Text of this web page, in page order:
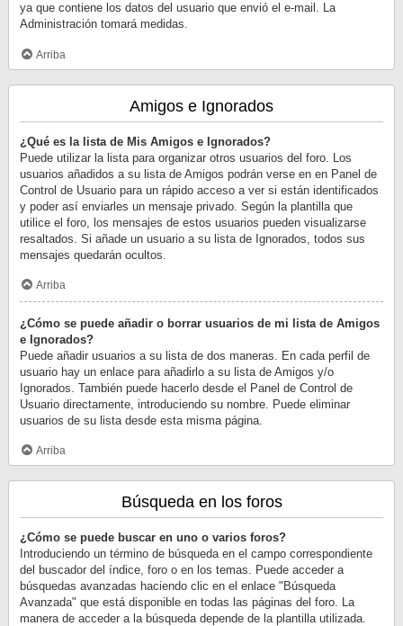
ya que contiene los datos del usuario que envió el e-mail. La
Administración tomará medidas.
Arriba
Amigos e Ignorados
¿Qué es la lista de Mis Amigos e Ignorados?
Puede utilizar la lista para organizar otros usuarios del foro. Los
usuarios añadidos a su lista de Amigos podrán verse en en Panel de
Control de Usuario para un rápido acceso a ver si están identificados
y poder así enviarles un mensaje privado. Según la plantilla que
utilice el foro, los mensajes de estos usuarios pueden visualizarse
resaltados. Si añade un usuario a su lista de Ignorados, todos sus
mensajes quedarán ocultos.
Arriba
¿Cómo se puede añadir o borrar usuarios de mi lista de Amigos
e Ignorados?
Puede añadir usuarios a su lista de dos maneras. En cada perfil de
usuario hay un enlace para añadirlo a su lista de Amigos y/o
Ignorados. También puede hacerlo desde el Panel de Control de
Usuario directamente, introduciendo su nombre. Puede eliminar
usuarios de su lista desde esta misma página.
Arriba
Búsqueda en los foros
¿Cómo se puede buscar en uno o varios foros?
Introduciendo un término de búsqueda en el campo correspondiente
del buscador del índice, foro o en los temas. Puede acceder a
búsquedas avanzadas haciendo clic en el enlace "Búsqueda
Avanzada" que está disponible en todas las páginas del foro. La
manera de acceder a la búsqueda depende de la plantilla utilizada.